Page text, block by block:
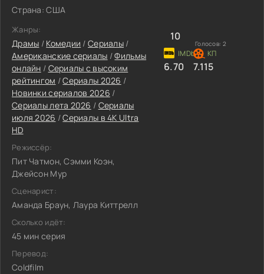
Страна: США
Жанры:
Драмы / Комедии /Сериалы /
Американские сериалы /Фильмы
онлайн / Сериалы с высоким
рейтингом /Сериалы 2026 /
Новинки сериалов 2026 /
Сериалы лета 2026 / Сериалы
июля 2026 /Сериалы в 4K Ultra
HD
Режиссёр:
Пит Чатмон, Сэмми Коэн,
Джейсон Мур
Сценарист:
Аманда Браун, Лаура Киттрелл
Сколько идёт:
45 мин серия
Перевод:
Coldfilm
10
Голосов: 2
6.70 7.115